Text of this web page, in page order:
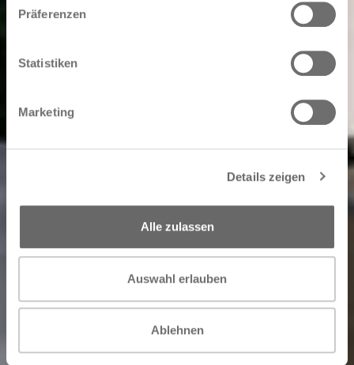
Präferenzen
Statistiken
Marketing
Details zeigen
Alle zulassen
Auswahl erlauben
Ablehnen